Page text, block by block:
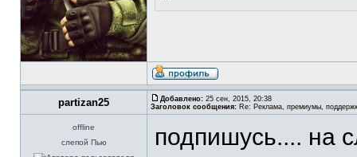
partizan25 Добавлено: 25 сен, 2015, 20:38
Заголовок сообщения: Re: Реклама, премиумы,
offline
слепой Пью
подпишусь.... на